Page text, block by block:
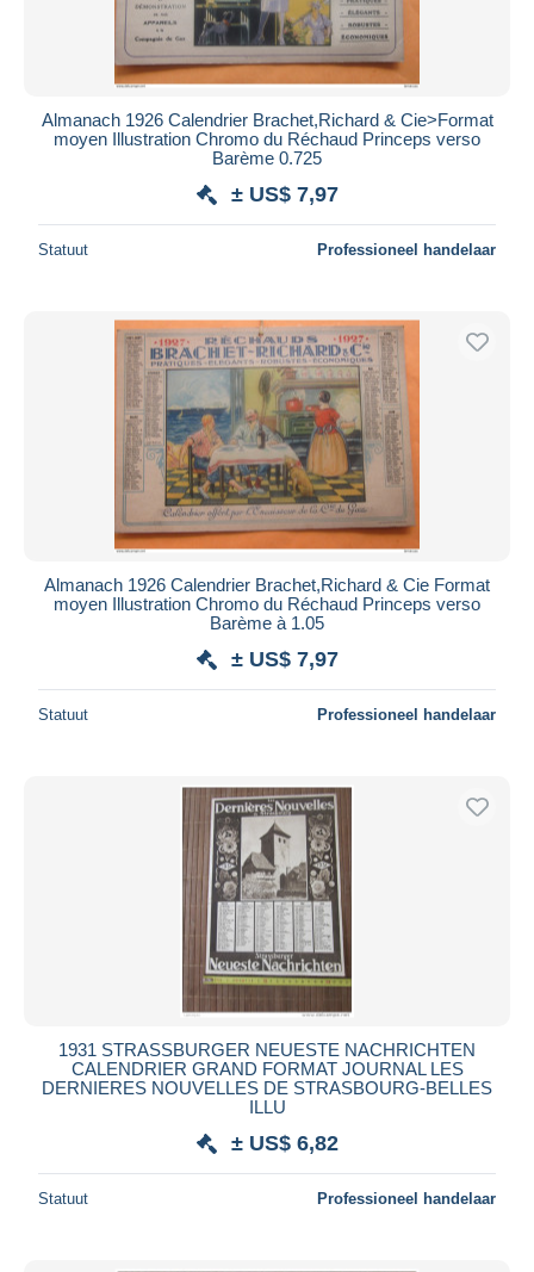
Almanach 1926 Calendrier Brachet,Richard & Cie>Format
moyen Illustration Chromo du Réchaud Princeps verso
Barème 0.725
± US$ 7,97
Statuut Professioneel handelaar
Almanach 1926 Calendrier Brachet,Richard & Cie Format
moyen Illustration Chromo du Réchaud Princeps verso
Barème à 1.05
± US$ 7,97
Statuut Professioneel handelaar
1931 STRASSBURGER NEUESTE NACHRICHTEN
CALENDRIER GRAND FORMAT JOURNAL LES
DERNIERES NOUVELLES DE STRASBOURG-BELLES
ILLU
± US$ 6,82
Statuut Professioneel handelaar